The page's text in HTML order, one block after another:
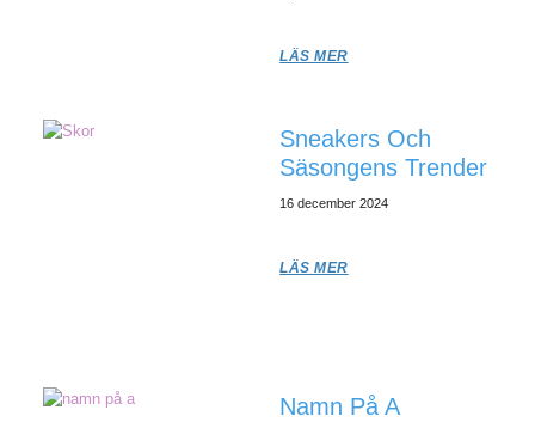
LÄS MER
Sneakers Och
Säsongens Trender
16 december 2024
LÄS MER
Namn På A